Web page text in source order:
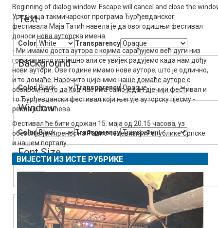
Beginning of dialog window. Escape will cancel and close the
Text
Color Transparency
Background
Color Transparency
Window
Color Transparency
Font Size
Text Edge Style
Уредница такмичарског програма Ђурђевданског
фестивала Маја Татић навела је да овогодишњи фестивал
доноси нова ауторска имена.
- Ми имамо доста аутора с којима сарађујемо већ дуги низ
година, врло успјешно али се увијек радујемо када нам дођу
нови аутори. Ове године имамо нове ауторе, што је одлично,
и то домаће. Нарочито цијенимо наше домаће ауторе с
обзиром на то да код нас има само један дјечији фестивал и
то Ђурђевдански фестивал који његује ауторску пјесму -
рекла је Татићева.
Фестивал ће бити одржан 15. маја од 20.15 часова, уз
обезбијеђен пренос на Радио-телевизији Републике Српске
и нашем порталу.
ВИЈЕСТИ ИЗ ИСТЕ РУБРИКЕ